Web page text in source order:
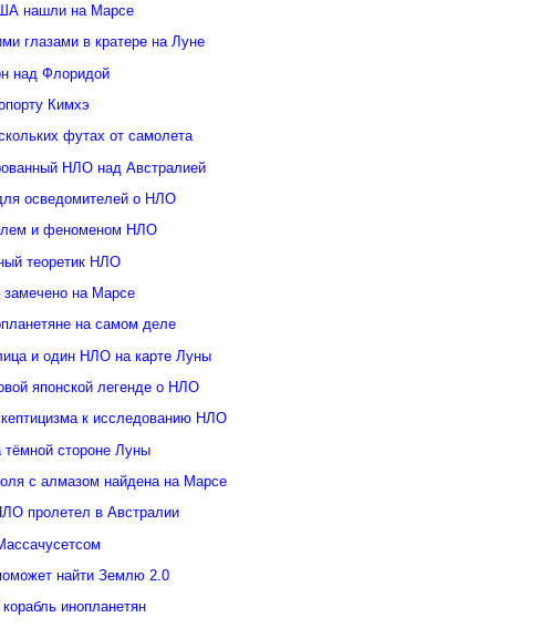
нашли на Марсе
глазами в кратере на Луне
над Флоридой
Кимхэ
футах от самолета
НЛО над Австралией
осведомителей о НЛО
и феноменом НЛО
теоретик НЛО
на Марсе
на самом деле
и один НЛО на карте Луны
японской легенде о НЛО
к исследованию НЛО
тёмной стороне Луны
с алмазом найдена на Марсе
пролетел в Австралии
найти Землю 2.0
инопланетян